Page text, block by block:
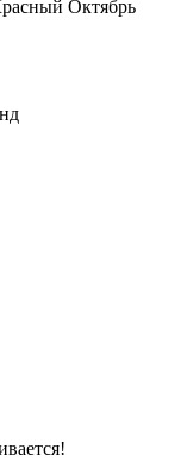
Октябрь